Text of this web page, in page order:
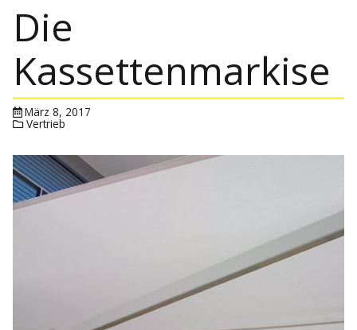
Die
Kassettenmarkise
März 8, 2017
Vertrieb